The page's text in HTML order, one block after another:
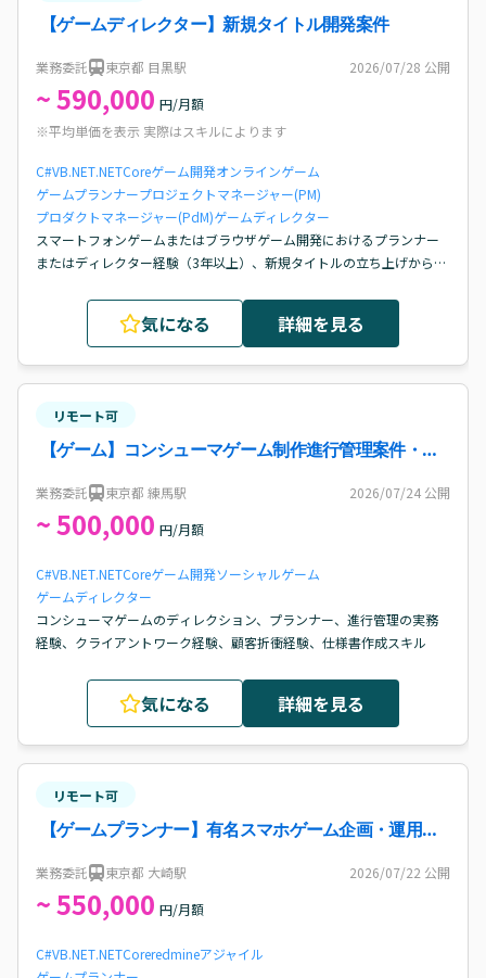
【ゲームディレクター】新規タイトル開発案件
業務委託 東京都 目黒駅 2026/07/28 公開
~ 590,000 円/月額
※平均単価を表示 実際はスキルによります
C#VB.NET.NETCoreゲーム開発オンラインゲーム
ゲームプランナープロジェクトマネージャー(PM)
プロダクトマネージャー(PdM)ゲームディレクター
スマートフォンゲームまたはブラウザゲーム開発におけるプランナー
またはディレクター経験（3年以上）、新規タイトルの立ち上げからリ
ス設計・調整経験、ディレクターまたはリードプランナーとしてプロ
ジェクトを主体的に推進した経験
気になる 詳細を見る
リモート可
【ゲーム】コンシューマゲーム制作進行管理案件・求
業務委託 東京都 練馬駅 2026/07/24 公開
~ 500,000 円/月額
C#VB.NET.NETCoreゲーム開発ソーシャルゲーム
ゲームディレクター
コンシューマゲームのディレクション、プランナー、進行管理の実務
経験、クライアントワーク経験、顧客折衝経験、仕様書作成スキル
気になる 詳細を見る
リモート可
【ゲームプランナー】有名スマホゲーム企画・運用案
業務委託 東京都 大崎駅 2026/07/22 公開
~ 550,000 円/月額
C#VB.NET.NETCoreredmineアジャイル